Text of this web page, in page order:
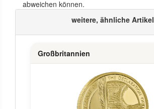
abweichen können.
weitere, ähnliche Artikel
Großbritannien